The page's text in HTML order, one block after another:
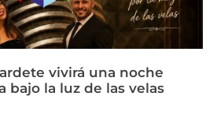
vivirá una noche
bajo la luz de las velas